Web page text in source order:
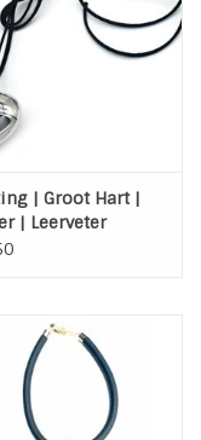
| Groot Hart |
| Leerveter